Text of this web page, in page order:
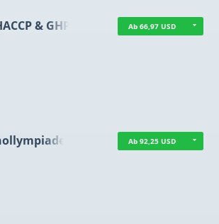
& GHP Ab 66,97 USD
Ab 92,25 USD